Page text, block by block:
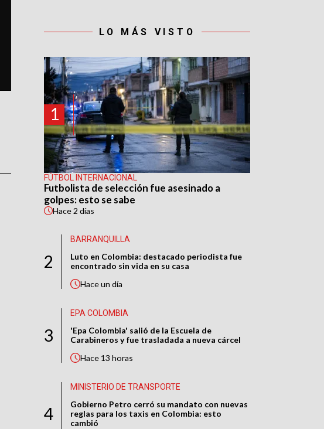
LO MÁS VISTO
1
FÚTBOL INTERNACIONAL
Futbolista de selección fue asesinado a
golpes: esto se sabe
Hace2 días
2
BARRANQUILLA
Luto en Colombia: destacado periodista fue
encontrado sin vida en su casa
Haceun día
3
EPA COLOMBIA
'Epa Colombia' salió de la Escuela de
Carabineros y fue trasladada a nueva cárcel
Hace 13 horas
4
MINISTERIO DE TRANSPORTE
Gobierno Petro cerró su mandato con nuevas
reglas para los taxis en Colombia: esto
cambió